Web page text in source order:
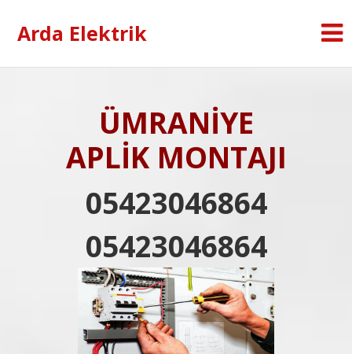
Arda Elektrik
ÜMRANİYE
APLİK MONTAJI
05423046864
05423046864